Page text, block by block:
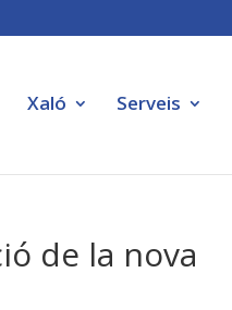
Xaló Serveis
de la nova